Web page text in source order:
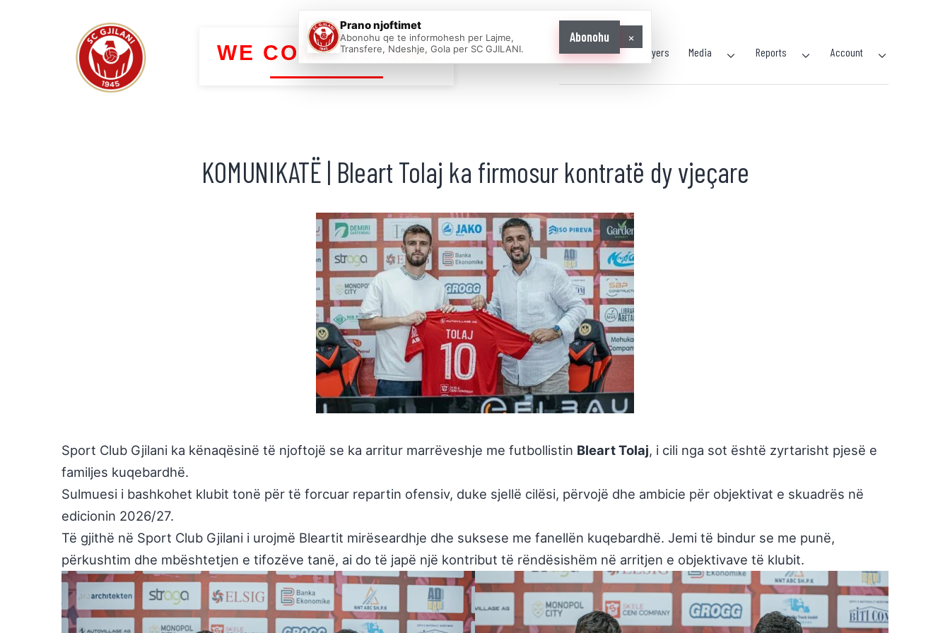
WE COME AS ONE Home News Players Media Reports Account
KOMUNIKATË | Bleart Tolaj ka firmosur kontratë dy vjeçare
Sport Club Gjilani ka kënaqësinë të njoftojë se ka arritur marrëveshje me futbollistin Bleart Tolaj, i cili nga sot është zyrtarisht pjesë e
familjes kuqebardhë.
Sulmuesi i bashkohet klubit tonë për të forcuar repartin ofensiv, duke sjellë cilësi, përvojë dhe ambicie për objektivat e skuadrës në
edicionin 2026/27.
Të gjithë në Sport Club Gjilani i urojmë Bleartit mirëseardhje dhe suksese me fanellën kuqebardhë. Jemi të bindur se me punë,
përkushtim dhe mbështetjen e tifozëve tanë, ai do të japë një kontribut të rëndësishëm në arritjen e objektivave të klubit.
Prano njoftimet
Abonohu qe te informohesh per Lajme,
Transfere, Ndeshje, Gola per SC GJILANI.
Abonohu ×